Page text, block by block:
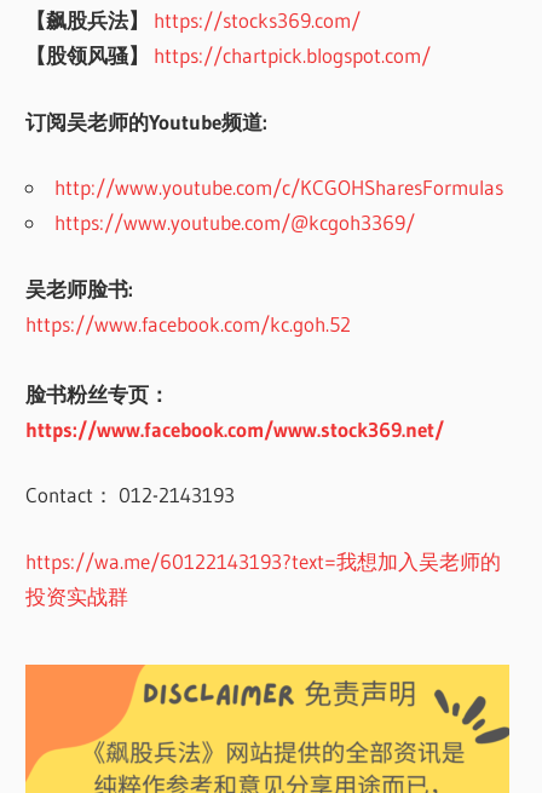
【飙股兵法】
https://stocks369.com/
【股领风骚】
https://chartpick.blogspot.com/
订阅吴老师的Youtube频道:
http://www.youtube.com/c/KCGOHSharesFormulas
https://www.youtube.com/@kcgoh3369/
吴老师脸书:
https://www.facebook.com/kc.goh.52
脸书粉丝专页：
https://www.facebook.com/www.stock369.net/
Contact： 012-2143193
https://wa.me/60122143193?text=我想加入吴老师的
投资实战群